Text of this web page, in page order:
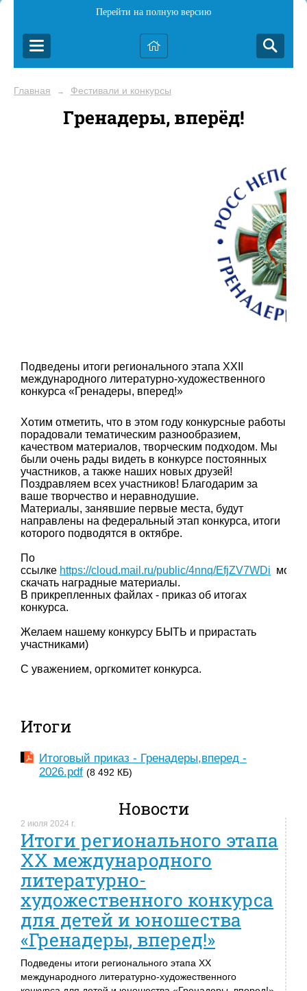
Перейти на полную версию
Главная → Фестивали и конкурсы
Гренадеры, вперёд!
Подведены итоги регионального этапа XXII
международного литературно-художественного
конкурса «Гренадеры, вперед!»
Хотим отметить, что в этом году конкурсные работы
порадовали тематическим разнообразием,
качеством материалов, творческим подходом. Мы
были очень рады видеть в конкурсе постоянных
участников, а также наших новых друзей!
Поздравляем всех участников! Благодарим за
ваше творчество и неравнодушие.
Материалы, занявшие первые места, будут
направлены на федеральный этап конкурса, итоги
которого подводятся в октябре.
По
ссылке https://cloud.mail.ru/public/4nnq/EfjZV7WDi
скачать наградные материалы.
В прикрепленных файлах - приказ об итогах
конкурса.
Желаем нашему конкурсу БЫТЬ и прирастать
участниками)
С уважением, оргкомитет конкурса.
Итоги
Итоговый приказ - Гренадеры,вперед -
2026.pdf (8 492 КБ)
Новости
2 июля 2024 г.
Итоги регионального этапа
XX международного
литературно-
художественного конкурса
для детей и юношества
«Гренадеры, вперед!»
Подведены итоги регионального этапа XX
международного литературно-художественного